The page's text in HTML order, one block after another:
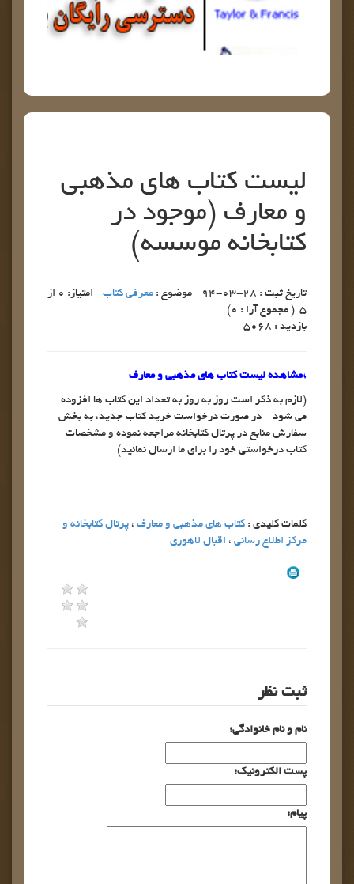
ليست كتاب هاي مذهبي
و معارف (موجود در
كتابخانه موسسه)
تاریخ ثبت : ۲۸-۰۳-۹۴ موضوع : معرفي كتاب امتیاز:
0 از
5 ( مجموع آرا : 0)
بازدید : ۵۰۶۸
*مشاهده ليست كتاب هاي مذهبي و معارف
(لازم به ذكر است روز به روز به تعداد اين كتاب ها افزوده
مي شود - در صورت درخواست خريد كتاب جديد، به بخش
سفارش منابع در پرتال كتابخانه مراجعه نموده و مشخصات
كتاب درخواستي خود را براي ما ارسال نمائيد)
کلمات کلیدی : كتاب هاي مذهبي و معارف ، پرتال كتابخانه و
مركز اطلاع رساني ، اقبال لاهوري
ثبت نظر
نام و نام خانوادگی:
پست الکترونیک:
پیام: